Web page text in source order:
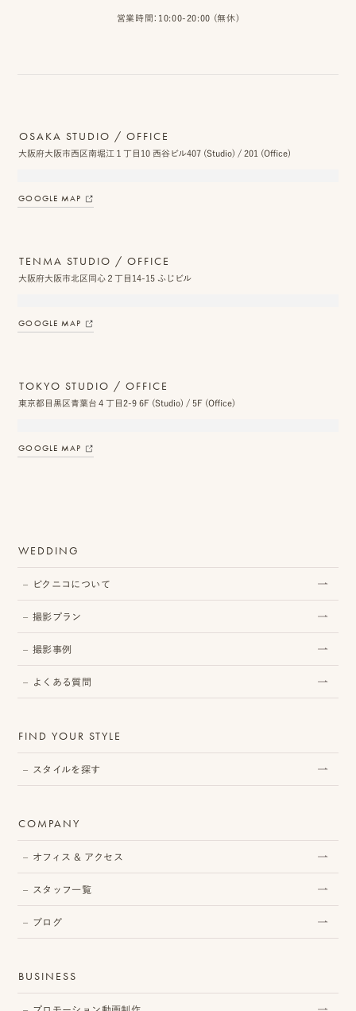
営業時間：10:00-20:00 (無休)
OSAKA STUDIO / OFFICE
大阪府大阪市西区南堀江１丁目10 西谷ビル407 (Studio) / 201 (Office)
GOOGLE MAP
TENMA STUDIO / OFFICE
大阪府大阪市北区同心２丁目14-15 ふじビル
GOOGLE MAP
TOKYO STUDIO / OFFICE
東京都目黒区青葉台４丁目2-9 6F (Studio) / 5F (Office)
GOOGLE MAP
WEDDING
ピクニコについて
撮影プラン
撮影事例
よくある質問
FIND YOUR STYLE
スタイルを探す
COMPANY
オフィス & アクセス
スタッフ一覧
ブログ
BUSINESS